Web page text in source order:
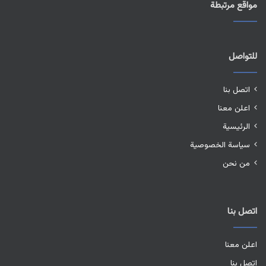
مواقع مرتبطة
للتواصل
اتصل بنا
اعلن معنا
الرئيسية
سياسة الخصوصية
من نحن
اتصل بنا
اعلن معنا